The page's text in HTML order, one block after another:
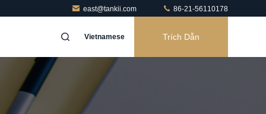
east@tankii.com 86-21-56110178
Vietnamese Trích Dẫn